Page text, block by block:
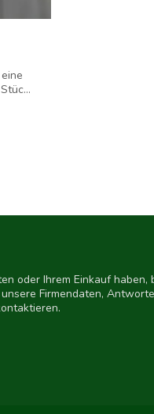
oder Ihrem Einkauf
Firmendaten,